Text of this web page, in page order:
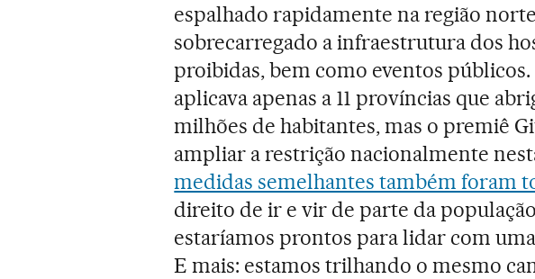
espalhado rapidamente na região
sobrecarregado a infraestrutura dos
proibidas, bem como eventos
aplicava apenas a 11 províncias que
milhões de habitantes, mas o premiê
ampliar a restrição nacionalmente
medidas semelhantes também foram
direito de ir e vir de parte da
estaríamos prontos para lidar com
E mais: estamos trilhando o mesmo